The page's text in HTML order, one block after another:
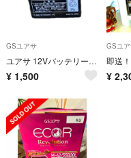
GSユアサ
ユアサ 12Vバッテリー PXL12050J FR
¥ 1,500
GSユ
¥